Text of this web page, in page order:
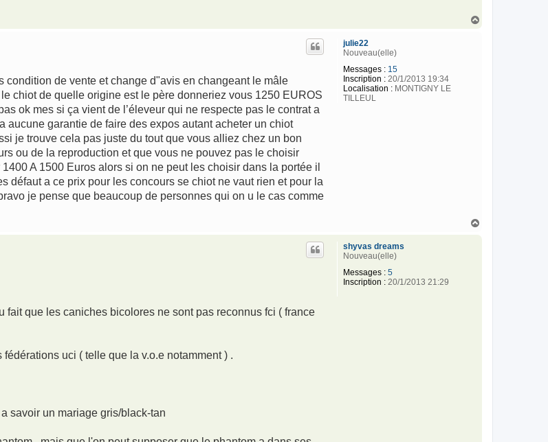
julie22
Nouveau(elle)
Messages : 15
Inscription : 20/1/2013 19:34
Localisation : MONTIGNY LE
TILLEUL
de vente et change d"avis en changeant le mâle
chiot de quelle origine est le père donneriez vous 1250 EUROS
ok mes si ça vient de l’éleveur qui ne respecte pas le contrat a
garantie de faire des expos autant acheter un chiot
je trouve cela pas juste du tout que vous alliez chez un bon
ou de la reproduction et que vous ne pouvez pas le choisir
A 1500 Euros alors si on ne peut les choisir dans la portée il
défaut a ce prix pour les concours se chiot ne vaut rien et pour la
je pense que beaucoup de personnes qui on u le cas comme
shyvas dreams
Nouveau(elle)
Messages : 5
Inscription : 20/1/2013 21:29
fait que les caniches bicolores ne sont pas reconnus fci ( france
uci ( telle que la v.o.e notamment ) .
savoir un mariage gris/black-tan